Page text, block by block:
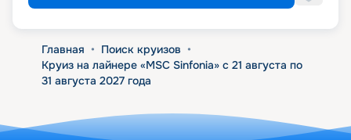
Главная • Поиск круизов •
Круиз на лайнере «MSC Sinfonia» с 21 августа по
31 августа 2027 года